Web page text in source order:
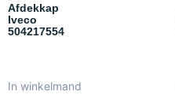
Afdekkap
Iveco
504217554
In winkelmand